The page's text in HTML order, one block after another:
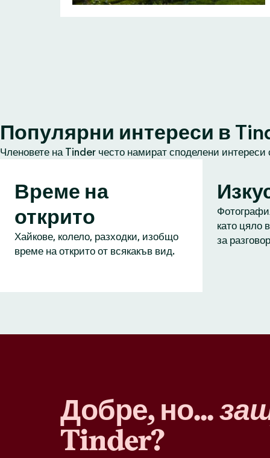
Популярни интереси в
Членовете на Tinder често намират споделени
Време на
открито
Хайкове, колело, разходки, изобщо
време на открито от всякакъв вид.
като цяло
за
Добре, но...
Tinder?